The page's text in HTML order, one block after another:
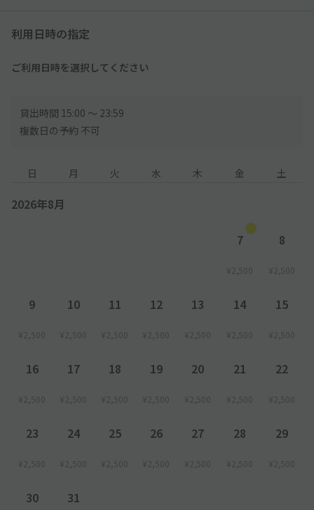
●システム上、利用可能時間が【15:00～23:59】となっておりま
※必ず翌朝9:00までに出庫してください。翌朝9:00までに出庫さ
●当駐車場には利用時間制限がございます。時間制限を必ずご確
途、超過料金をお支払いください。
●予約時間外に停める場合は現地スタッフにお尋ねください。
2. お車の鍵をお預かりし、現地係員が入出庫いたします。
【その他注意事項】
場合があります。当日は予約完了画面を開き、マップ下に下記文
ください。
ウェブの場合：赤い「Google Mapへ」というボタンを押す
利用日時の指定
ご利用日時を選択してください
貸出時間 15:00 〜 23:59
複数日の予約 不可
日 月 火 水 木 金 土
2026年8月
7
¥2,500
8
¥2,500
9
¥2,500
10
¥2,500
11
¥2,500
12
¥2,500
13
¥2,500
14
¥2,500
15
¥2,500
16
¥2,500
17
¥2,500
18
¥2,500
19
¥2,500
20
¥2,500
21
¥2,500
22
¥2,500
23
¥2,500
24
¥2,500
25
¥2,500
26
¥2,500
27
¥2,500
28
¥2,500
29
¥2,500
30 31